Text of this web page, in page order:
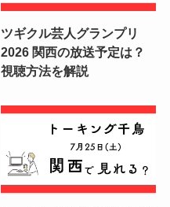
ツギクル芸人グランプリ
2026 関西の放送予定は？
視聴方法を解説